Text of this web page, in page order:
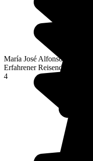
María José Alfonso Fernández
Erfahrener Reisender
4